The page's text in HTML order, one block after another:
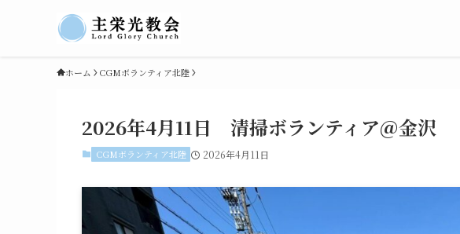
ホーム CGMボランティア北陸
2026年4月11日 清掃ボランティア＠金沢
CGMボランティア北陸 2026年4月11日